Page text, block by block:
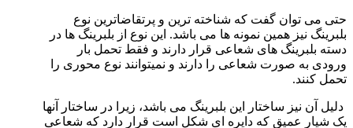
حتی می توان گفت که شناخته ترین و پرتقاضاترین نوع
بلبرینگ نیز همین نمونه ها می باشد. این نوع از بلبرینگ ها در
دسته بلبرینگ های شعاعی قرار دارند و فقط تحمل بار
ورودی به صورت شعاعی را دارند و نمیتوانند نوع محوری را
تحمل کنند.
دلیل آن نیز ساختار این بلبرینگ می باشد، زیرا در ساختار آنها
یک شیار عمیق که دایره ای شکل است قرار دارد که شعاعی